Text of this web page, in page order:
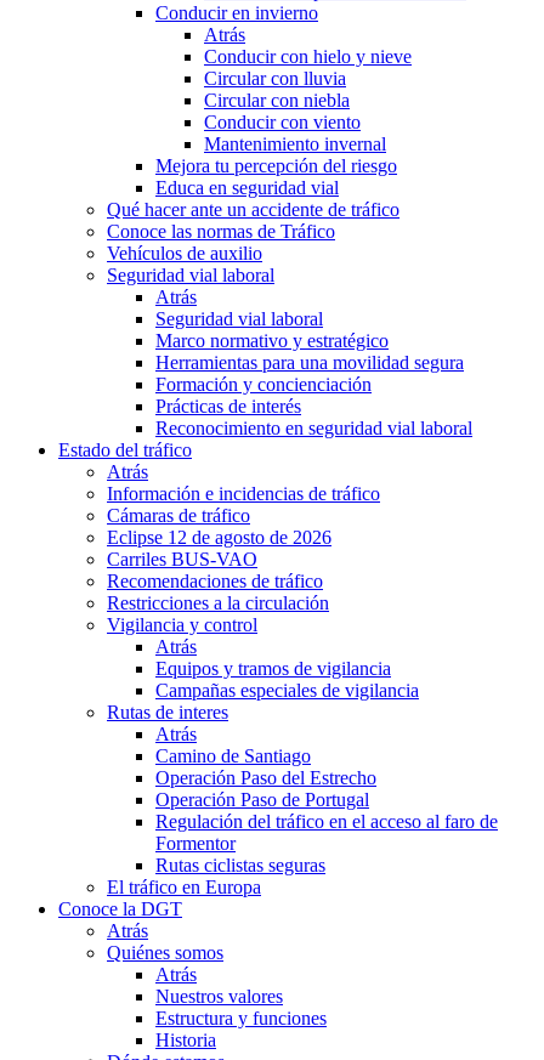
Conducir en invierno
Atrás
Conducir con hielo y nieve
Circular con lluvia
Circular con niebla
Conducir con viento
Mantenimiento invernal
Mejora tu percepción del riesgo
Educa en seguridad vial
Qué hacer ante un accidente de tráfico
Conoce las normas de Tráfico
Vehículos de auxilio
Seguridad vial laboral
Atrás
Seguridad vial laboral
Marco normativo y estratégico
Herramientas para una movilidad segura
Formación y concienciación
Prácticas de interés
Reconocimiento en seguridad vial laboral
Estado del tráfico
Atrás
Información e incidencias de tráfico
Cámaras de tráfico
Eclipse 12 de agosto de 2026
Carriles BUS-VAO
Recomendaciones de tráfico
Restricciones a la circulación
Vigilancia y control
Atrás
Equipos y tramos de vigilancia
Campañas especiales de vigilancia
Rutas de interes
Atrás
Camino de Santiago
Operación Paso del Estrecho
Operación Paso de Portugal
Regulación del tráfico en el acceso al faro de
Formentor
Rutas ciclistas seguras
El tráfico en Europa
Conoce la DGT
Atrás
Quiénes somos
Atrás
Nuestros valores
Estructura y funciones
Historia